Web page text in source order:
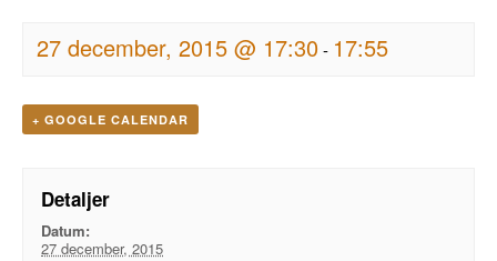
27 december, 2015 @ 17:30- 17:55
+ GOOGLE CALENDAR
Detaljer
Datum:
27 december, 2015